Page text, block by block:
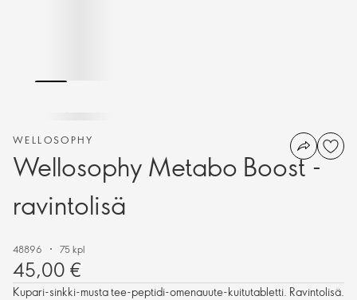
WELLOSOPHY
Wellosophy Metabo Boost -
ravintolisä
48896 75 kpl
45,00 €
Kupari-sinkki-musta tee-peptidi-omenauute-kuitutabletti. Ravintolisä.